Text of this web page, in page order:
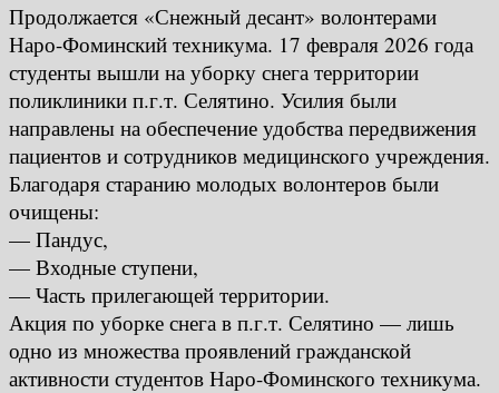
Продолжается «Снежный десант» волонтерами
Наро-Фоминский техникума. 17 февраля 2026 года
студенты вышли на уборку снега территории
поликлиники п.г.т. Селятино. Усилия были
направлены на обеспечение удобства передвижения
пациентов и сотрудников медицинского учреждения.
Благодаря старанию молодых волонтеров были
очищены:
— Пандус,
— Входные ступени,
— Часть прилегающей территории.
Акция по уборке снега в п.г.т. Селятино — лишь
одно из множества проявлений гражданской
активности студентов Наро-Фоминского техникума.